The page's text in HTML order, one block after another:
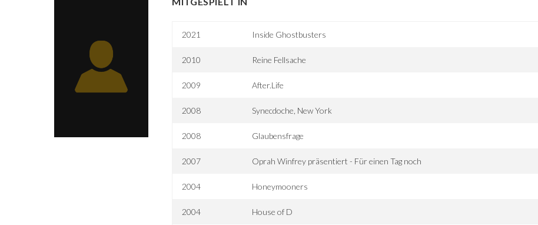
2021 Inside Ghostbusters
2010 Reine Fellsache
2009 After.Life
2008 Synecdoche, New York
2008 Glaubensfrage
2007 Oprah Winfrey präsentiert - Für einen Tag noch
2004 Honeymooners
2004 House of D